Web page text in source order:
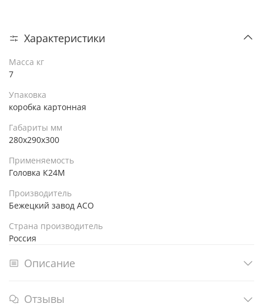
Характеристики
Масса кг
7
Упаковка
коробка картонная
Габариты мм
280х290х300
Применяемость
Головка К24М
Производитель
Бежецкий завод АСО
Страна производитель
Россия
Описание
Отзывы